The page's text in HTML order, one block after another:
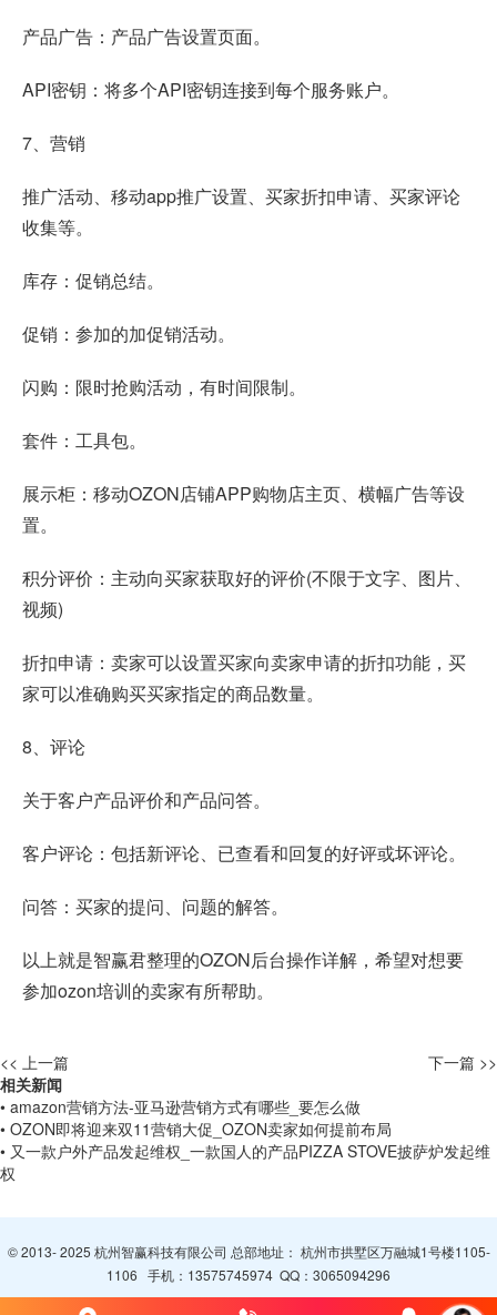
产品广告：产品广告设置页面。
API密钥：将多个API密钥连接到每个服务账户。
7、营销
推广活动、移动app推广设置、买家折扣申请、买家评论
收集等。
库存：促销总结。
促销：参加的加促销活动。
闪购：限时抢购活动，有时间限制。
套件：工具包。
展示柜：移动OZON店铺APP购物店主页、横幅广告等设
置。
积分评价：主动向买家获取好的评价(不限于文字、图片、
视频)
折扣申请：卖家可以设置买家向卖家申请的折扣功能，买
家可以准确购买买家指定的商品数量。
8、评论
关于客户产品评价和产品问答。
客户评论：包括新评论、已查看和回复的好评或坏评论。
问答：买家的提问、问题的解答。
以上就是智赢君整理的OZON后台操作详解，希望对想要
参加ozon培训的卖家有所帮助。
<< 上一篇
下一篇 >>
相关新闻
• amazon营销方法-亚马逊营销方式有哪些_要怎么做
• OZON即将迎来双11营销大促_OZON卖家如何提前布局
• 又一款户外产品发起维权_一款国人的产品PIZZA STOVE披萨炉发起维
权
© 2013- 2025 杭州智赢科技有限公司 总部地址： 杭州市拱墅区万融城1号楼1105-
1106 手机： 13575745974 QQ： 3065094296